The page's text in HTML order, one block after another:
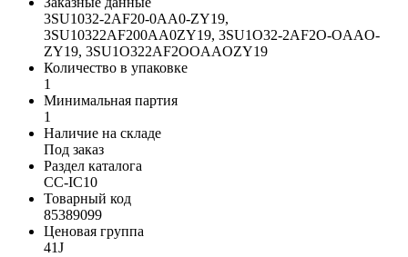
3SU1032-2AF20-0AA0-ZY19,
3SU10322AF200AA0ZY19, 3SU1O32-2AF2O-OAAO-
ZY19, 3SU1O322AF2OOAAOZY19
Количество в упаковке
1
Минимальная партия
1
Наличие на складе
Под заказ
Раздел каталога
CC-IC10
Товарный код
85389099
Ценовая группа
41J